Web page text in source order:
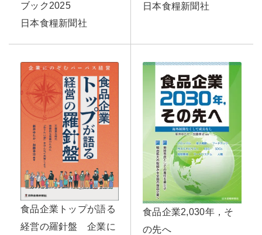
ブック2025
日本食糧新聞社
日本食糧新聞社
食品企業トップが語る
経営の羅針盤 企業に
食品企業2,030年，そ
の先へ